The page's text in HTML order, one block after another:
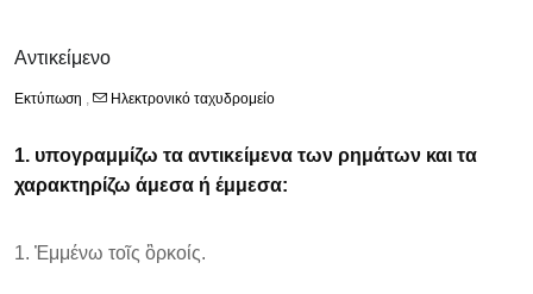
Αντικείμενο
Εκτύπωση , Ηλεκτρονικό ταχυδρομείο
1. υπογραμμίζω τα αντικείμενα των ρημάτων και τα
χαρακτηρίζω άμεσα ή έμμεσα:
1. Ἐμμένω τοῖς ὃρκoίς.